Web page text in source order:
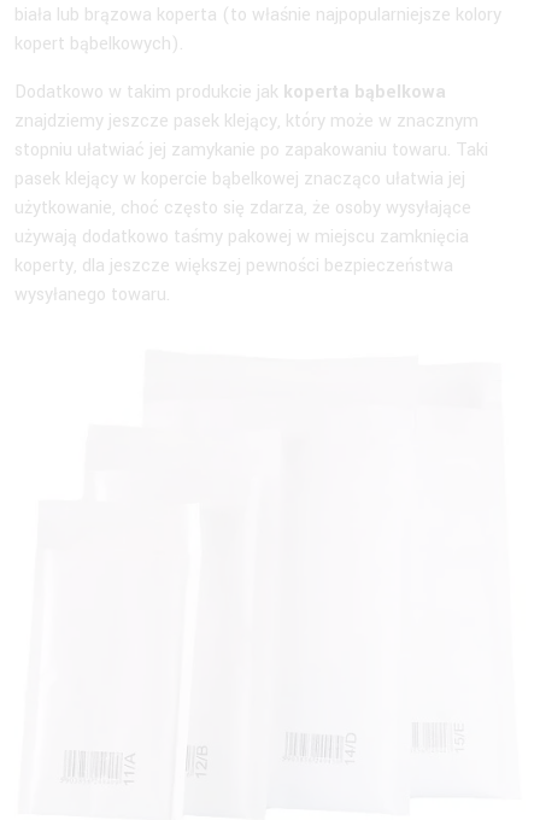
biała lub brązowa koperta (to właśnie najpopularniejsze kolory
kopert bąbelkowych).
Dodatkowo w takim produkcie jak koperta bąbelkowa
znajdziemy jeszcze pasek klejący, który może w znacznym
stopniu ułatwiać jej zamykanie po zapakowaniu towaru. Taki
pasek klejący w kopercie bąbelkowej znacząco ułatwia jej
użytkowanie, choć często się zdarza, że osoby wysyłające
używają dodatkowo taśmy pakowej w miejscu zamknięcia
koperty, dla jeszcze większej pewności bezpieczeństwa
wysyłanego towaru.